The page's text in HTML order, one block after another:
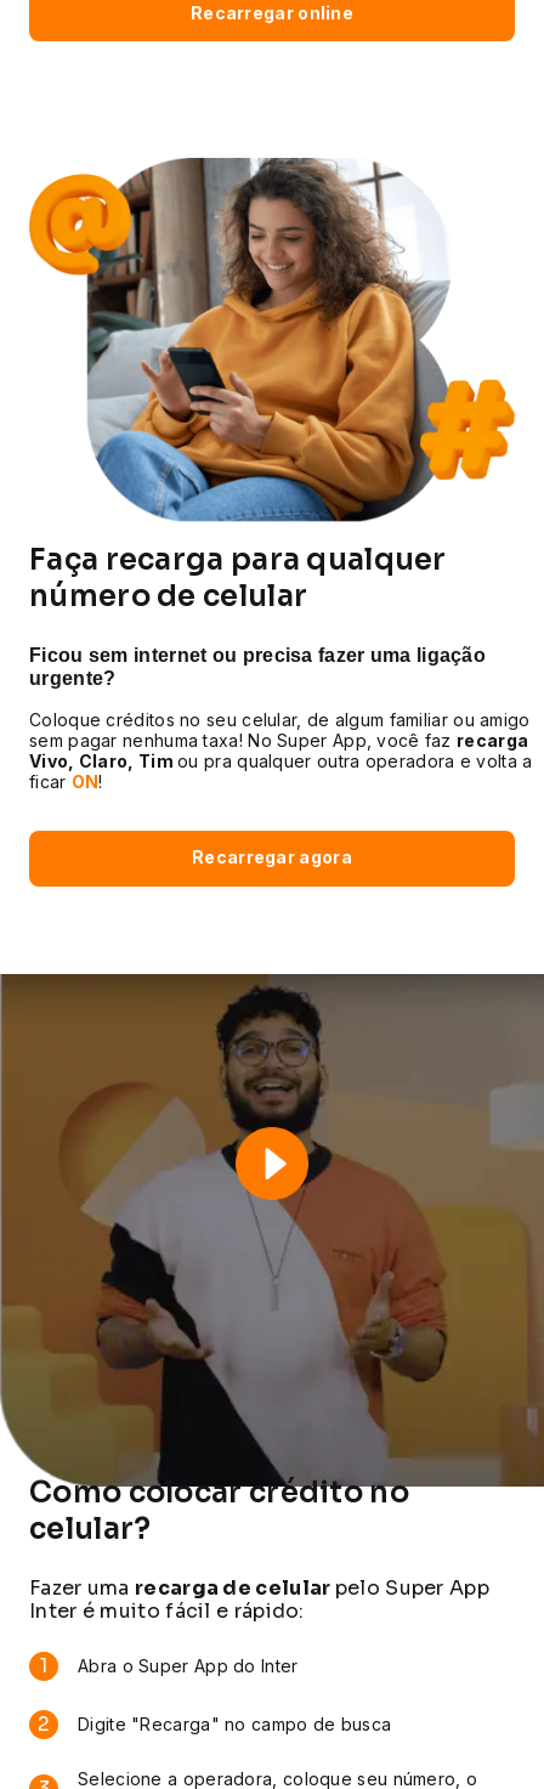
Recarregar online
Faça recarga para qualquer
número de celular
Ficou sem internet ou precisa fazer uma ligação
urgente?
Coloque créditos no seu celular, de algum familiar ou amigo
sem pagar nenhuma taxa! No Super App, você faz recarga
Vivo, Claro, Tim ou pra qualquer outra operadora e volta a
ficar ON!
Recarregar agora
Como colocar crédito no
celular?
Fazer uma recarga de celular pelo Super App
Inter é muito fácil e rápido:
1 Abra o Super App do Inter
2 Digite "Recarga" no campo de busca
Selecione a operadora, coloque seu número, o